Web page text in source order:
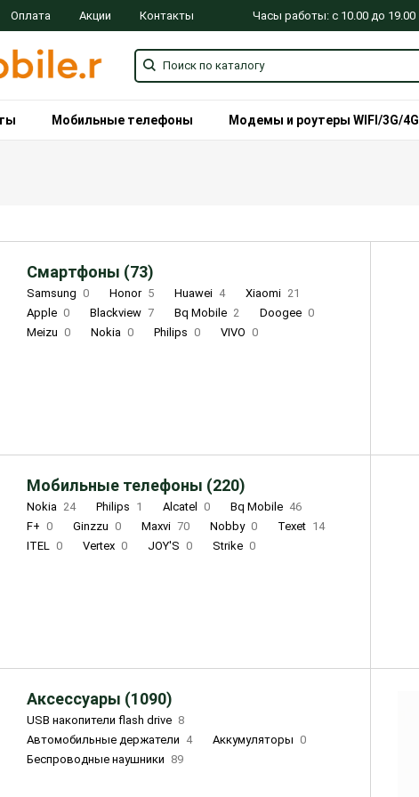
Оплата Акции Контакты Часы работы: с 10.00 до 19.00
Мобильные телефоны Модемы и роутеры WIFI/3G/4G
Смартфоны (73)
Samsung 0 Honor 5 Huawei 4 Xiaomi 21
Apple 0 Blackview 7 Bq Mobile 2 Doogee 0
Meizu 0 Nokia 0 Philips 0 VIVO 0
Мобильные телефоны (220)
Nokia 24 Philips 1 Alcatel 0 Bq Mobile 46
F+ 0 Ginzzu 0 Maxvi 70 Nobby 0 Texet 14
ITEL 0 Vertex 0 JOY'S 0 Strike 0
Аксессуары (1090)
USB накопители flash drive 8
Автомобильные держатели 4 Аккумуляторы 0
Беспроводные наушники 89